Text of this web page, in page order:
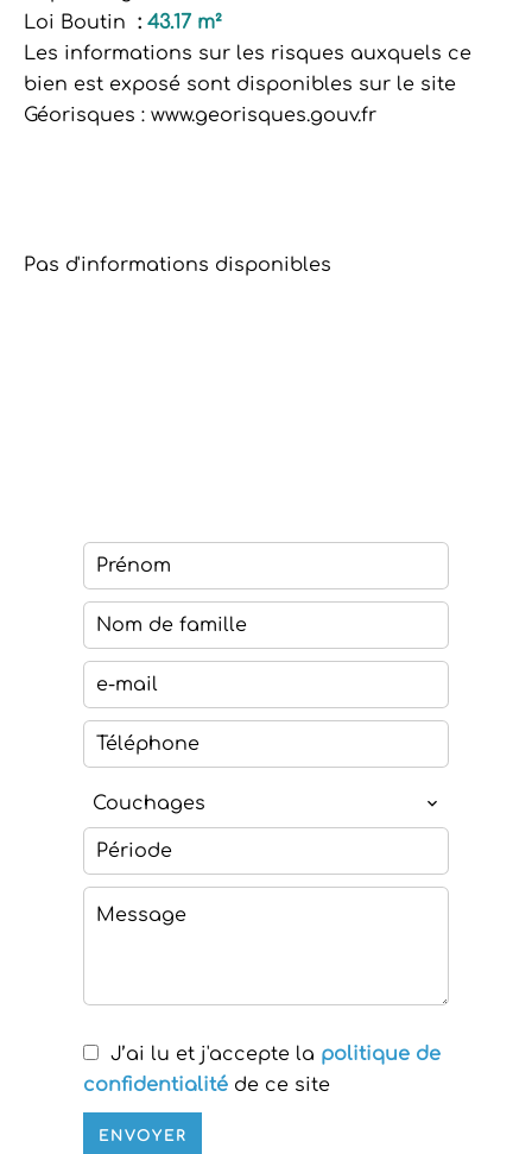
Loi Boutin
43.17 m²
Les informations sur les risques auxquels ce
bien est exposé sont disponibles sur le site
Géorisques : www.georisques.gouv.fr
Pas d'informations disponibles
Couchages
J’ai lu et j'accepte la politique de
confidentialité de ce site
ENVOYER